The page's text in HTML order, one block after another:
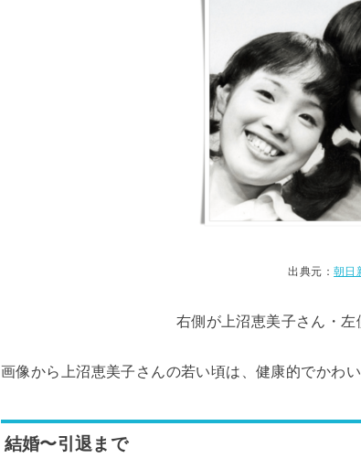
出典元：朝日
右側が上沼恵美子さん・左
画像から上沼恵美子さんの若い頃は、健康的でかわ
結婚〜引退まで